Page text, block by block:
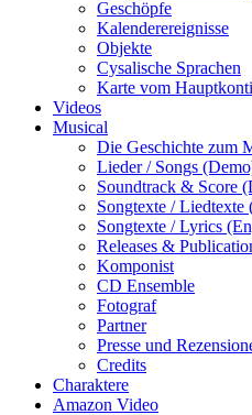
Geschöpfe
Kalenderereignisse
Objekte
Cysalische Sprachen
Karte vom
Videos
Musical
Die Geschichte zum
Lieder / Songs
Soundtrack & Score
Songtexte / Liedtexte
Songtexte / Lyrics
Releases &
Komponist
CD Ensemble
Fotograf
Partner
Presse und
Credits
Charaktere
Amazon Video